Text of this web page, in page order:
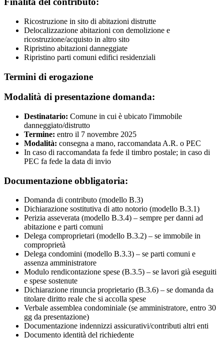
Ricostruzione in sito di abitazioni distrutte
Delocalizzazione abitazioni con demolizione e
ricostruzione/acquisto in altro sito
Ripristino abitazioni danneggiate
Ripristino parti comuni edifici residenziali
Termini di erogazione
Modalità di presentazione domanda:
Destinatario: Comune in cui è ubicato l'immobile
danneggiato/distrutto
Termine: entro il 7 novembre 2025
Modalità: consegna a mano, raccomandata A.R. o PEC
In caso di raccomandata fa fede il timbro postale; in caso di
PEC fa fede la data di invio
Documentazione obbligatoria:
Domanda di contributo (modello B.3)
Dichiarazione sostitutiva di atto notorio (modello B.3.1)
Perizia asseverata (modello B.3.4) – sempre per danni ad
abitazione e parti comuni
Delega comproprietari (modello B.3.2) – se immobile in
comproprietà
Delega condomini (modello B.3.3) – se parti comuni e
assenza amministratore
Modulo rendicontazione spese (B.3.5) – se lavori già eseguiti
e spese sostenute
Dichiarazione rinuncia proprietario (B.3.6) – se domanda da
titolare diritto reale che si accolla spese
Verbale assemblea condominiale (se amministratore, entro 30
gg da presentazione)
Documentazione indennizzi assicurativi/contributi altri enti
Documento identità del richiedente